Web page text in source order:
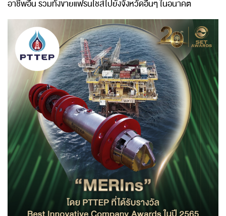
อาชีพอื่น รวมทั้งขายแฟรนไชส์ไปยังจังหวัดอื่นๆ ในอนาคต